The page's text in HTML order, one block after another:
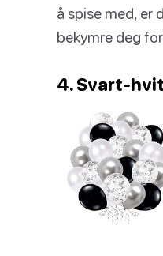
å spise med, er
bekymre deg
4. Svart-